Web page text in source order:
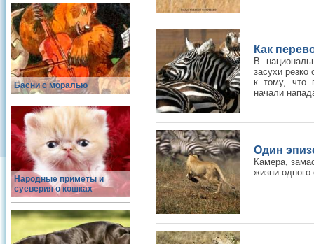
Басни с моралью
Народные приметы и
суеверия о кошках
Как
В
засухи резко
к тому, что
начали
Один
Камера,
жизни одного